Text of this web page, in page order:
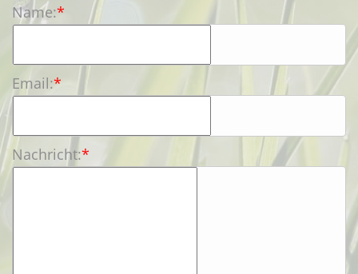
Name:*
Email:*
Nachricht:*